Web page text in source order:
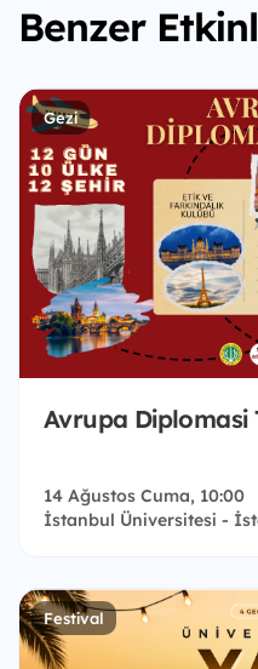
Benzer
Gezi
Avrupa Diplomasi
14 Ağustos Cuma, 10:00
İstanbul Üniversitesi -
Festival